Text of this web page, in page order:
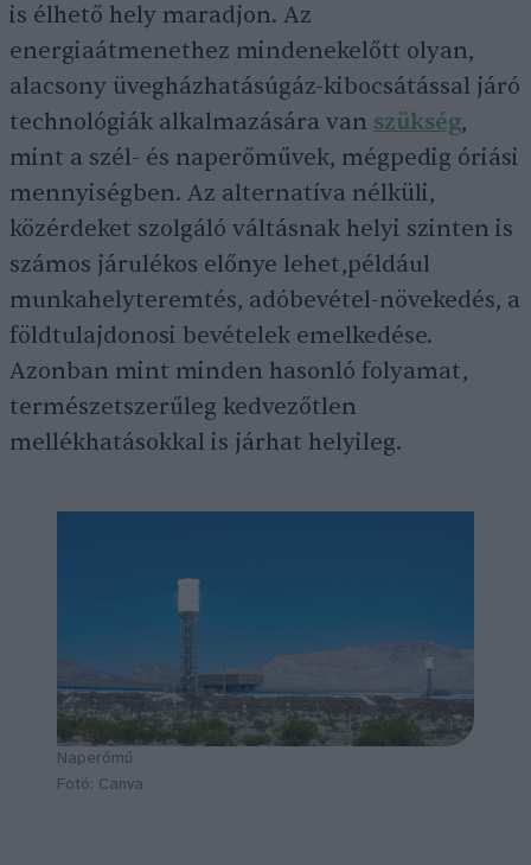
is élhető hely maradjon. Az
energiaátmenethez mindenekelőtt olyan,
alacsony üvegházhatásúgáz-kibocsátással járó
technológiák alkalmazására van szükség,
mint a szél- és naperőművek, mégpedig óriási
mennyiségben. Az alternatíva nélküli,
közérdeket szolgáló váltásnak helyi szinten is
számos járulékos előnye lehet,például
munkahelyteremtés, adóbevétel-növekedés, a
földtulajdonosi bevételek emelkedése.
Azonban mint minden hasonló folyamat,
természetszerűleg kedvezőtlen
mellékhatásokkal is járhat helyileg.
Naperőmű
Fotó: Canva